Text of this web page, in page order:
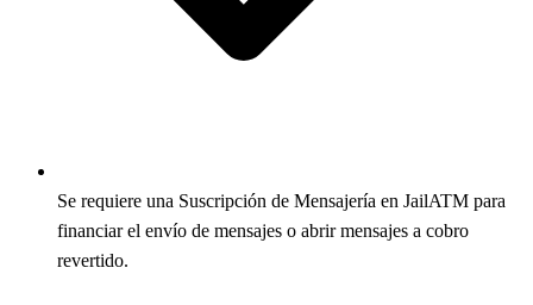
Se requiere una Suscripción de Mensajería en JailATM para
financiar el envío de mensajes o abrir mensajes a cobro
revertido.